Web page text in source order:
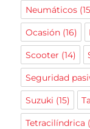
Neumáticos
Ocasión(16)
Scooter (14)
Seguridad
Suzuki (15)
Tetracilíndrica